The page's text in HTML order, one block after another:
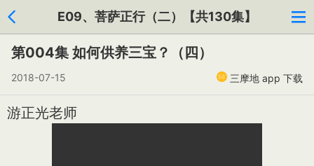
E09、菩萨正行（二）【共130集】
第004集 如何供养三宝？（四）
2018-07-15 三摩地 app 下载
游正光老师